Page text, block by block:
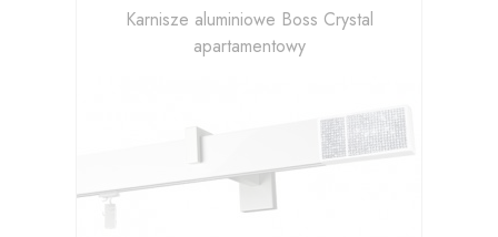
Karnisze aluminiowe Boss Crystal
apartamentowy